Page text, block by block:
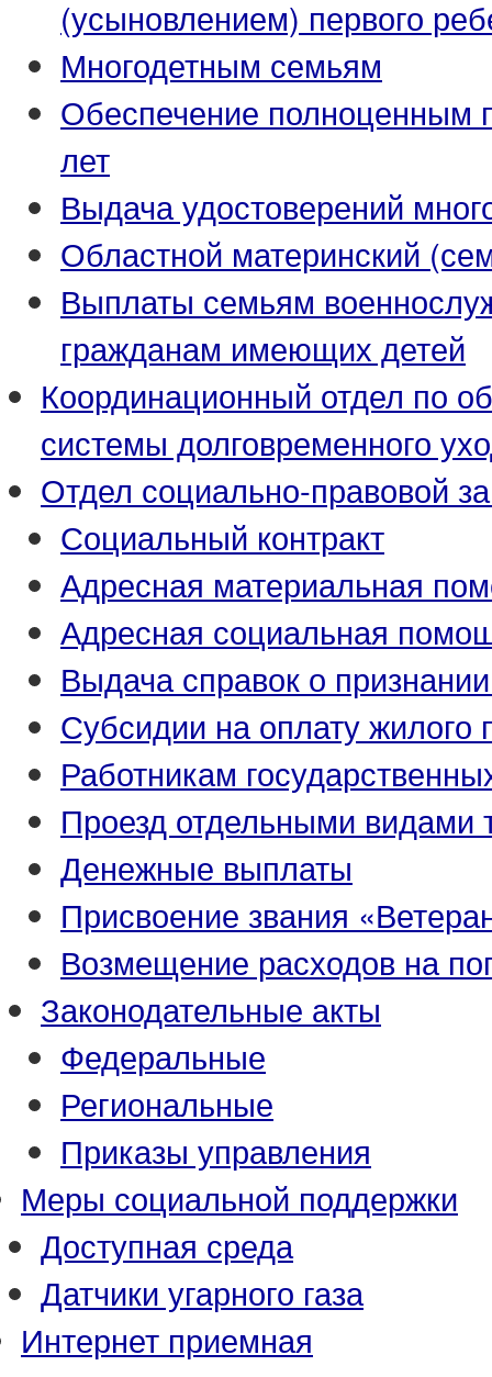
(усыновлением) первого
Многодетным семьям
Обеспечение полноценным
лет
Выдача удостоверений
Областной материнский
Выплаты семьям
гражданам имеющих детей
Координационный отдел по
системы долговременного
Отдел социально-правовой
Социальный контракт
Адресная материальная
Адресная социальная
Выдача справок о
Субсидии на оплату
Работникам
Проезд отдельными видами
Денежные выплаты
Присвоение звания
Возмещение расходов на
Законодательные акты
Федеральные
Региональные
Приказы управления
Меры социальной поддержки
Доступная среда
Датчики угарного газа
Интернет приемная